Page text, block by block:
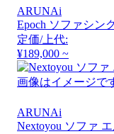
ARUNAi
Epoch ソファシン
定価/上代:
¥189,000 ~
画像はイメージで
ARUNAi
Nextoyou ソファ